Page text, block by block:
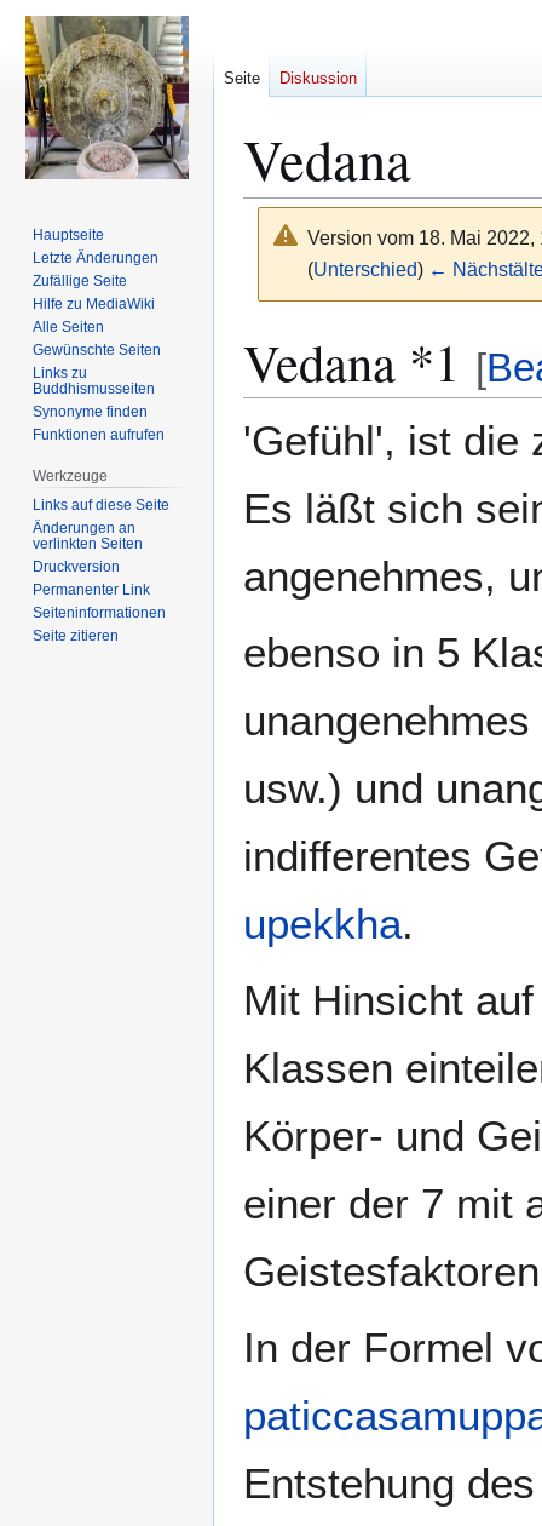
Vedana
Version vom 18. Mai
(Unterschied) ←
Navigation
springen
Suche
springen
Vedana *1 [
'Gefühl', ist die
Es läßt sich
angenehmes,
ebenso in 5
usw.) und
indifferentes
upekkha.
Mit Hinsicht
Klassen
Körper- und
einer der 7 mit
In der Formel
Entstehung
Seite Diskussion
Hauptseite
Letzte Änderungen
Zufällige Seite
Hilfe zu MediaWiki
Alle Seiten
Gewünschte Seiten
Links zu
Buddhismusseiten
Synonyme finden
Funktionen aufrufen
Werkzeuge
Links auf diese Seite
Änderungen an
verlinkten Seiten
Druckversion
Permanenter Link
Seiten­­informationen
Seite zitieren